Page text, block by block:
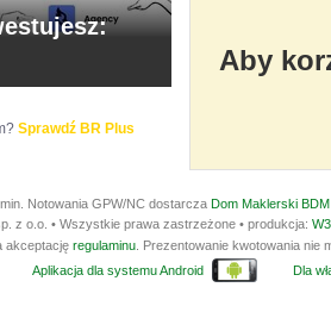
Aby
Sprawdź BR Plus
Notowania GPW/NC dostarcza Dom Maklerski
z o.o. • Wszystkie prawa zastrzeżone • produkcja:
akceptację regulaminu . Prezentowanie kwotowania
Aplikacja dla systemu Android Dla